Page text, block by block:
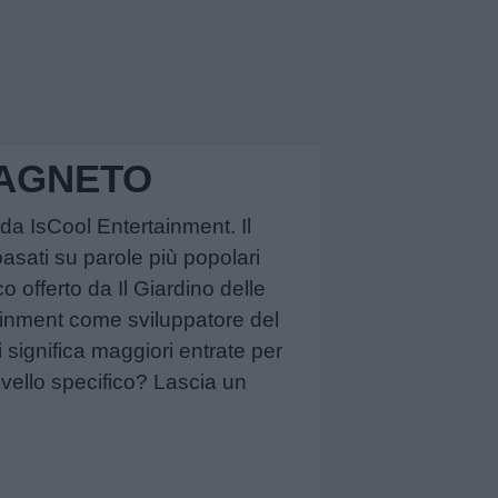
IsCool Entertainment. Il
su parole più popolari
offerto da Il Giardino delle
come sviluppatore del
maggiori entrate per
specifico? Lascia un